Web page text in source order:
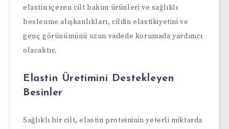
elastin içeren cilt bakım ürünleri ve sağlıklı
beslenme alışkanlıkları, cildin elastikiyetini ve
genç görünümünü uzun vadede korumada yardımcı
olacaktır.
Elastin Üretimini Destekleyen
Besinler
Sağlıklı bir cilt, elastin proteininin yeterli miktarda